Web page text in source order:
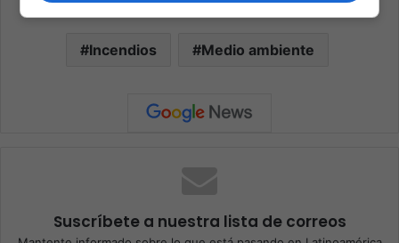
Incendios Medio ambiente
Suscríbete a nuestra lista de correos